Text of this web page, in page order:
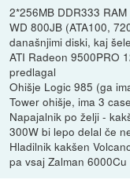
2*256MB DDR333
WD 800JB (ATA100,
današnjimi diski, kaj
ATI Radeon 9500PRO
predlagal
Ohišje Logic 985 (ga
Tower ohišje, ima 3
Napajalnik po želji -
300W bi lepo delal če
Hladilnik kakšen
pa vsaj Zalman 6000Cu